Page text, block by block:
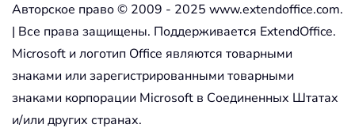
Авторское право © 2009 - 2025 www.extendoffice.com.
| Все права защищены. Поддерживается ExtendOffice.
Microsoft и логотип Office являются товарными
знаками или зарегистрированными товарными
знаками корпорации Microsoft в Соединенных Штатах
и/или других странах.